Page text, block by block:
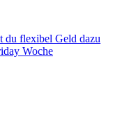
du flexibel Geld dazu
Woche